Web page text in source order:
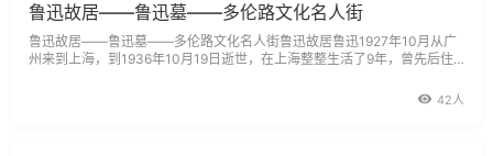
鲁迅故居――鲁迅墓――多伦路文化名人街
鲁迅故居――鲁迅墓――多伦路文化名人街鲁迅故居鲁迅1927年10月从广
州来到上海，到1936年10月19日逝世，在上海整整生活了9年，曾先后住
口公园，甚至在鲁迅逝世时就有人想过，要把虹口公园改名为鲁迅公园。因
42人